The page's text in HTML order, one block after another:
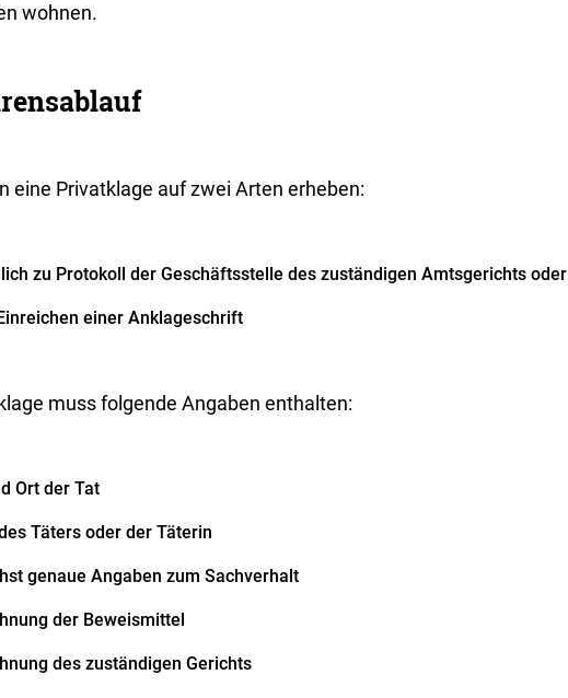
wohnen.
eine Privatklage auf zwei Arten erheben:
zu Protokoll der Geschäftsstelle des zuständigen Amtsgerichts oder
einer Anklageschrift
muss folgende Angaben enthalten:
Ort der Tat
Täters oder der Täterin
genaue Angaben zum Sachverhalt
der Beweismittel
des zuständigen Gerichts